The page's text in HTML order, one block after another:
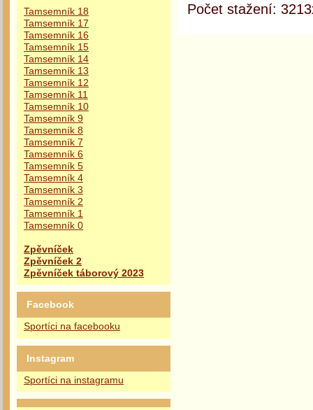
Tamsemník 18
Tamsemník 17
Tamsemník 16
Tamsemník 15
Tamsemník 14
Tamsemník 13
Tamsemník 12
Tamsemník 11
Tamsemník 10
Tamsemník 9
Tamsemník 8
Tamsemník 7
Tamsemník 6
Tamsemník 5
Tamsemník 4
Tamsemník 3
Tamsemník 2
Tamsemník 1
Tamsemník 0
Zpěvníček
Zpěvníček 2
Zpěvníček táborový 2023
Facebook
Sportíci na facebooku
Instagram
Sportíci na instagramu
Počet stažení: